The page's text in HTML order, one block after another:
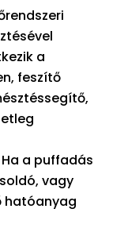
a
feszítő
a puffadás
vagy
hatóanyag